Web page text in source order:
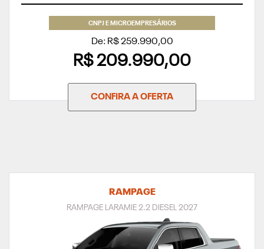
CNPJ E MICROEMPRESÁRIOS
De: R$ 259.990,00
R$ 209.990,00
CONFIRA A OFERTA
RAMPAGE
RAMPAGE LARAMIE 2.2 DIESEL 2027